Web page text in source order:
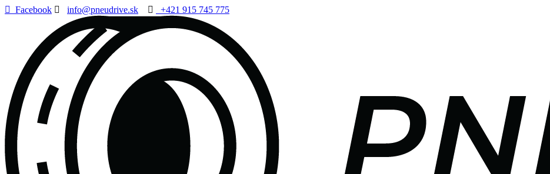
Facebook info@pneudrive.sk +421 915 745 775